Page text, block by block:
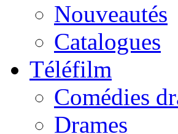
Nouveautés
Catalogues
Téléfilm
Comédies
Drames